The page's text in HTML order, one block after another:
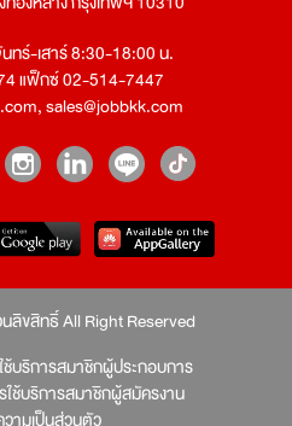
ทร์-เสาร์ 8:30-18:00 น.
แฟ็กซ์ 02-514-7447
,sales@jobbkk.com
ลิขสิทธิ์ All Right Reserved
ช้บริการสมาชิกผู้ประกอบการ
ใช้บริการสมาชิกผู้สมัครงาน